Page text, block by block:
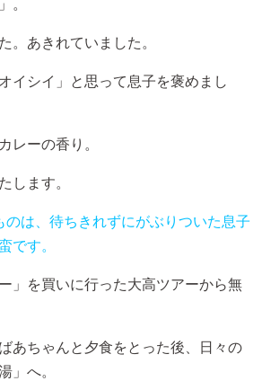
。
。あきれていました。
イシイ」と思って息子を褒めまし
レーの香り。
します。
は、待ちきれずにがぶりついた息子
です。
」を買いに行った大高ツアーから無
あちゃんと夕食をとった後、日々の
」へ。